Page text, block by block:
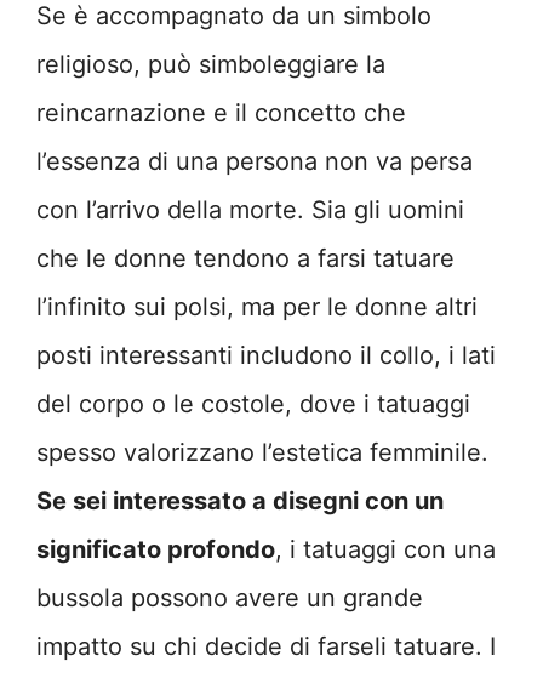
Se è accompagnato da un simbolo
religioso, può simboleggiare la
reincarnazione e il concetto che
l’essenza di una persona non va persa
con l’arrivo della morte. Sia gli uomini
che le donne tendono a farsi tatuare
l’infinito sui polsi, ma per le donne altri
posti interessanti includono il collo, i lati
del corpo o le costole, dove i tatuaggi
spesso valorizzano l’estetica femminile.
Se sei interessato a disegni con un
significato profondo, i tatuaggi con una
bussola possono avere un grande
impatto su chi decide di farseli tatuare. I